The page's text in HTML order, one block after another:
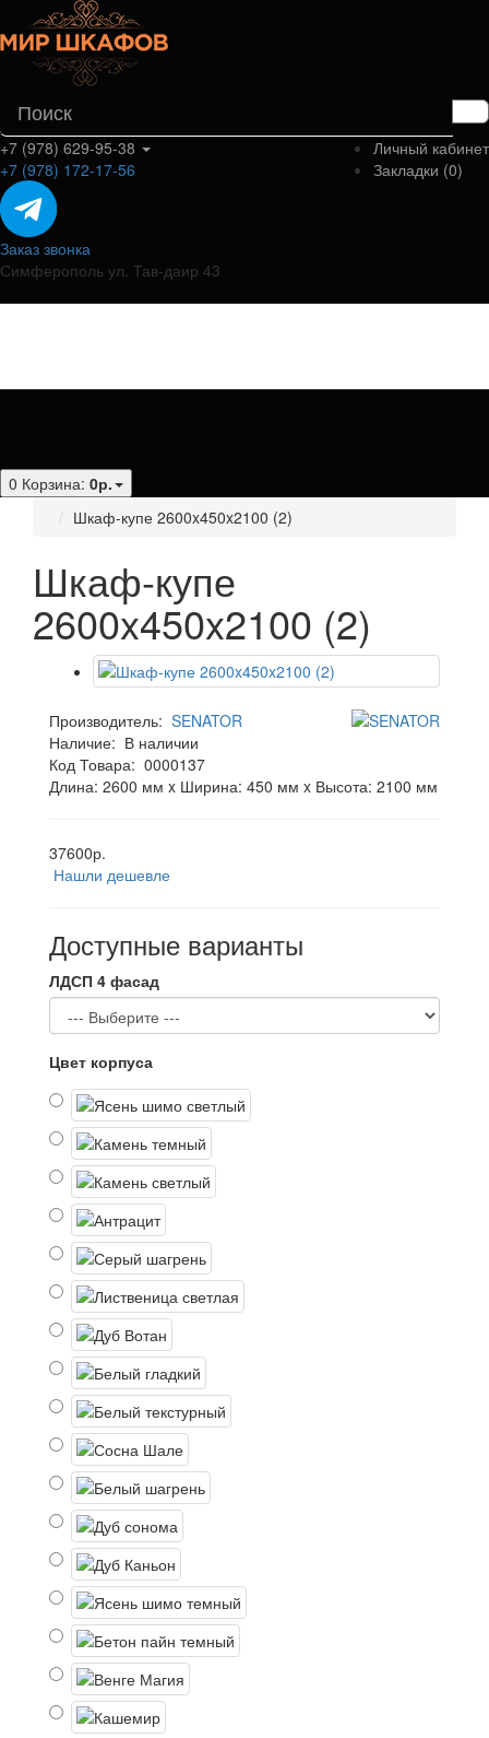
Личный кабинет
Закладки (0)
+7 (978) 629-95-38
+7 (978) 172-17-56
Заказ звонка
Симферополь ул. Тав-даир 43
0 Корзина: 0р.
Шкаф-купе 2600x450x2100 (2)
Шкаф-купе
2600x450x2100 (2)
Производитель: SENATOR
Наличие: В наличии
Код Товара: 0000137
Длина: 2600 мм x Ширина: 450 мм x Высота: 2100 мм
37600р.
Нашли дешевле
Доступные варианты
ЛДСП 4 фасад
Цвет корпуса